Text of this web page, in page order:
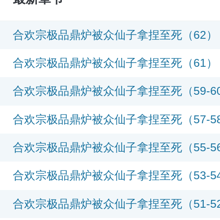
合欢宗极品鼎炉被众仙子拿捏至死（62）
合欢宗极品鼎炉被众仙子拿捏至死（61）
合欢宗极品鼎炉被众仙子拿捏至死（59-60
合欢宗极品鼎炉被众仙子拿捏至死（57-58
合欢宗极品鼎炉被众仙子拿捏至死（55-56
合欢宗极品鼎炉被众仙子拿捏至死（53-54
合欢宗极品鼎炉被众仙子拿捏至死（51-52